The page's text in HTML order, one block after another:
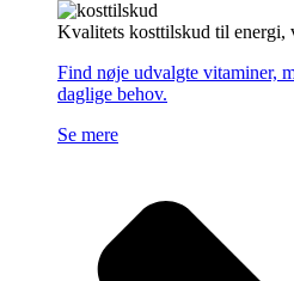
Kvalitets kosttilskud til energi,
Find nøje udvalgte vitaminer,
daglige behov.
Se mere